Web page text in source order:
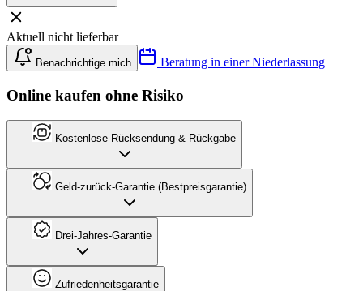
Aktuell nicht lieferbar
Benachrichtige mich Beratung in einer Niederlassung
Online kaufen ohne Risiko
Kostenlose Rücksendung & Rückgabe
Geld-zurück-Garantie (Bestpreisgarantie)
Drei-Jahres-Garantie
Zufriedenheitsgarantie